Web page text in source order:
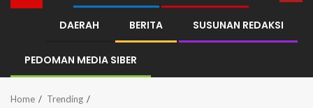
DAERAH BERITA SUSUNAN REDAKSI
PEDOMAN MEDIA SIBER
Home
Trending